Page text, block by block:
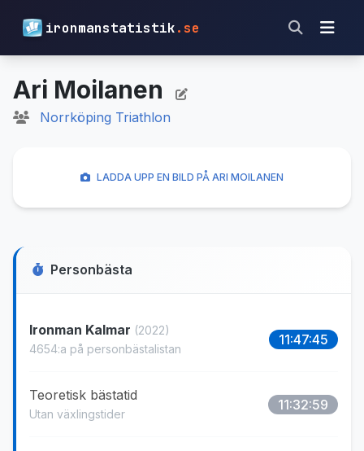
ironmanstatistik.se
Ari Moilanen
Norrköping Triathlon
Personbästa
Ironman Kalmar (2022)
4654:a på personbästalistan
11:47:45
Teoretisk bästatid
Utan växlingstider
11:32:59
LADDA UPP EN BILD PÅ ARI MOILANEN